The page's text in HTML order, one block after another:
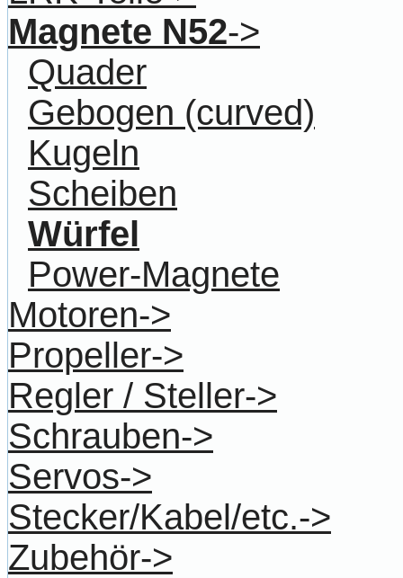
Magnete N52->
Quader
Gebogen (curved)
Kugeln
Scheiben
Würfel
Power-Magnete
Motoren->
Propeller->
Regler / Steller->
Schrauben->
Servos->
Stecker/Kabel/etc.->
Zubehör->